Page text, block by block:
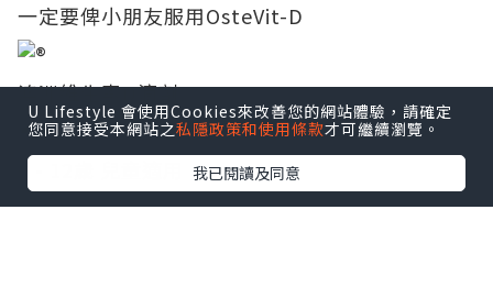
一定要俾小朋友服用OsteVit-D
澳洲維生素D滴劑
0 - 12歲 兒童適用
U Lifestyle 會使用Cookies來改善您的網站體驗，請確定
您同意接受本網站之私隱政策和使用條款才可繼續瀏覽。
我已閱讀及同意